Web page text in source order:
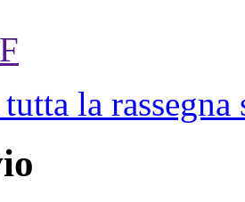
la rassegna